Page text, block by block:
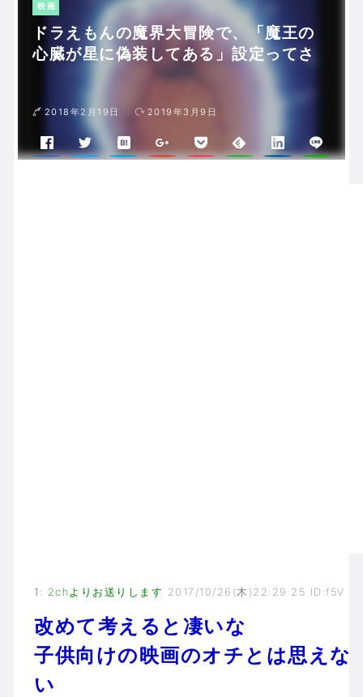
映画
ドラえもんの魔界大冒険で、「魔王の
心臓が星に偽装してある」設定ってさ
2018年2月19日 2019年3月9日
1 : 2chよりお送りします 2017/10/26(木)22:29:25 ID:f5V
改めて考えると凄いな
子供向けの映画のオチとは思えな
い